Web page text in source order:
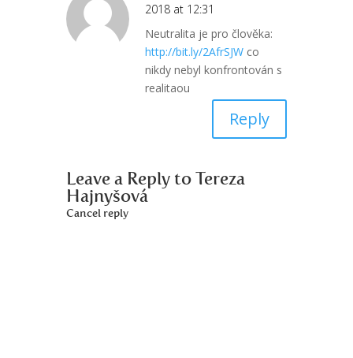
2018 at 12:31
Neutralita je pro člověka:
http://bit.ly/2AfrSJW co
nikdy nebyl konfrontován s
realitaou
Reply
Leave a Reply toTereza
Hajnyšová
Cancel reply